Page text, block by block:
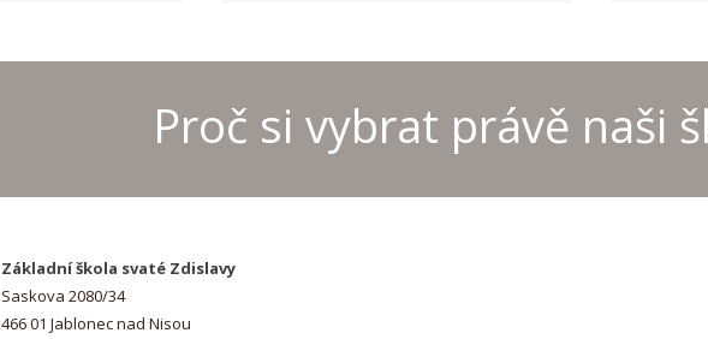
Proč si vybrat právě naši
Základní škola svaté Zdislavy
Saskova 2080/34
466 01 Jablonec nad Nisou